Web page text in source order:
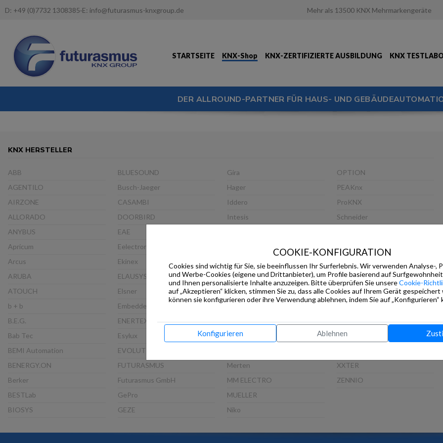
D: +49 (0)7732 1308385·E: info@futurasmus-knxgroup.de Mehr als 13500 KNX Mehrmarkengeräte
STARTSEITE KNX-Shop KNX-ZERTIFIZIERTE AUSBILDUNG KNX
DER ALLROUND-PARTNER FÜR HAUS- UND
KNX HERSTELLER
ABB
AGENTILO
AIRZONE
ALLORADO
ANYBUS
Apricum
Arcus
ARUBA
ATOUCH
b + b
B.E.G.
Bab Tec
BEMI Automation
BENERGY.ON
Berker
BESTLab
BIOSYS
BLUESOUND
Busch-Jaeger
CASAMBI
DOORBIRD
EAE
Eelectron
Ekinex
ELAUSYS
Elsner
Embedded Systems
ENERTEX
Esylux
EVOLUTION
FUTURASMUS
Futurasmus GmbH
GePro
GEZE
Gira
Hager
Iddero
Intesis
Jung
Lingg&Janke
LUNATONE
MDT
Merten
MM ELECTRO
MUELLER
Niko
OPTION
PEAKnx
ProKNX
Schneider
Thinknx
Viveroo
VLINCA
Wago
Weinzierl
XXTER
ZENNIO
COOKIE-KONFIGURATION
Cookies sind wichtig für Sie, sie beeinflussen Ihr Surferlebnis. Wir verwenden Analyse-,
und Werbe-Cookies (eigene und Drittanbieter), um Profile basierend auf
und Ihnen personalisierte Inhalte anzuzeigen. Bitte überprüfen Sie unsereCookie-
auf „Akzeptieren“ klicken, stimmen Sie zu, dass alle Cookies auf Ihrem Gerät gespeichert
können sie konfigurieren oder ihre Verwendung ablehnen, indem Sie auf „Konfigurieren“
Konfigurieren Ablehnen